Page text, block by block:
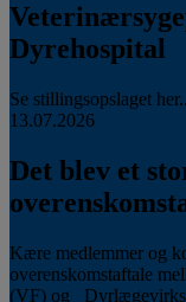
Dyrehospital
Se stillingsopslaget
13.07.2026
Det blev et
Kære medlemmer og
overenskomstaftale
(VF) og